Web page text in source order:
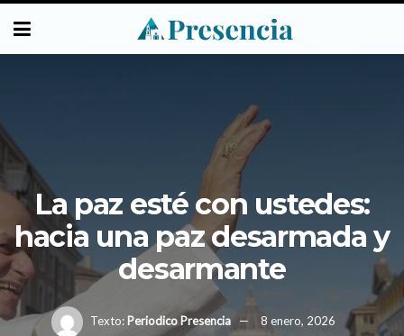
La paz esté con ustedes:
hacia una paz desarmada y
desarmante
Texto: Periodico Presencia 8 enero, 2026